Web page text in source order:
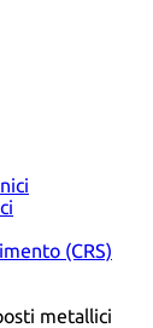
(CRS)
metallici